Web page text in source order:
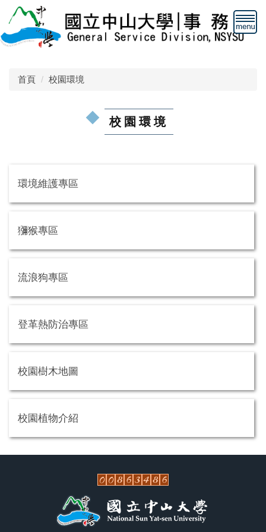
到
主
要
首頁 校園環境
校園環境
環境維護專區
獼猴專區
流浪狗專區
登革熱防治專區
校園樹木地圖
校園植物介紹